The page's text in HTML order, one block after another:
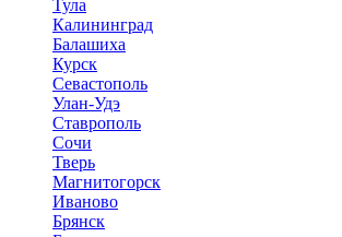
Тула
Калининград
Балашиха
Курск
Севастополь
Улан-Удэ
Ставрополь
Сочи
Тверь
Магнитогорск
Иваново
Брянск